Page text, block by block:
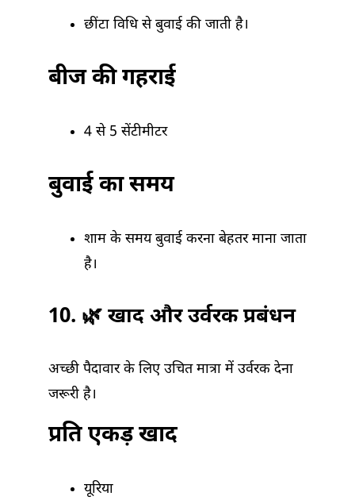
छींटा विधि से बुवाई की जाती है।
बीज की गहराई
4 से 5 सेंटीमीटर
बुवाई का समय
शाम के समय बुवाई करना बेहतर माना जाता
है।
10. 🌿 खाद और उर्वरक प्रबंधन
अच्छी पैदावार के लिए उचित मात्रा में उर्वरक देना
जरूरी है।
प्रति एकड़ खाद
यूरिया